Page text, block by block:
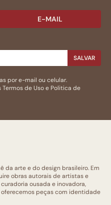
E-MAIL
SALVAR
por e-mail ou celular.
Termos de Usoe Politica de
da arte e do design brasileiro. Em
obras autorais de artistas e
ousada e inovadora,
peças com identidade